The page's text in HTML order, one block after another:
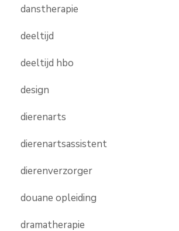
danstherapie
deeltijd
deeltijd hbo
design
dierenarts
dierenartsassistent
dierenverzorger
douane opleiding
dramatherapie